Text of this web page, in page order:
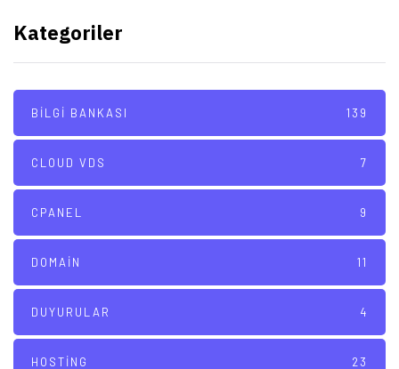
Kategoriler
BILGI BANKASI 139
CLOUD VDS 7
CPANEL 9
DOMAIN 11
DUYURULAR 4
HOSTING 23